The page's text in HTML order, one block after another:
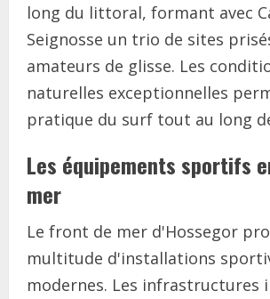
long du littoral, formant avec
Seignosse un trio de sites
amateurs de glisse. Les
naturelles exceptionnelles
pratique du surf tout au long
Les équipements sportifs
mer
Le front de mer d'Hossegor
multitude d'installations
modernes. Les infrastructures